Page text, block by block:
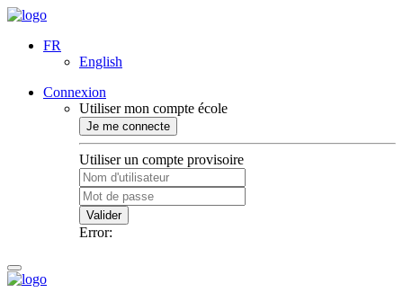
FR
English
Connexion
Utiliser mon compte école
Je me connecte
Utiliser un compte provisoire
Valider
Error: